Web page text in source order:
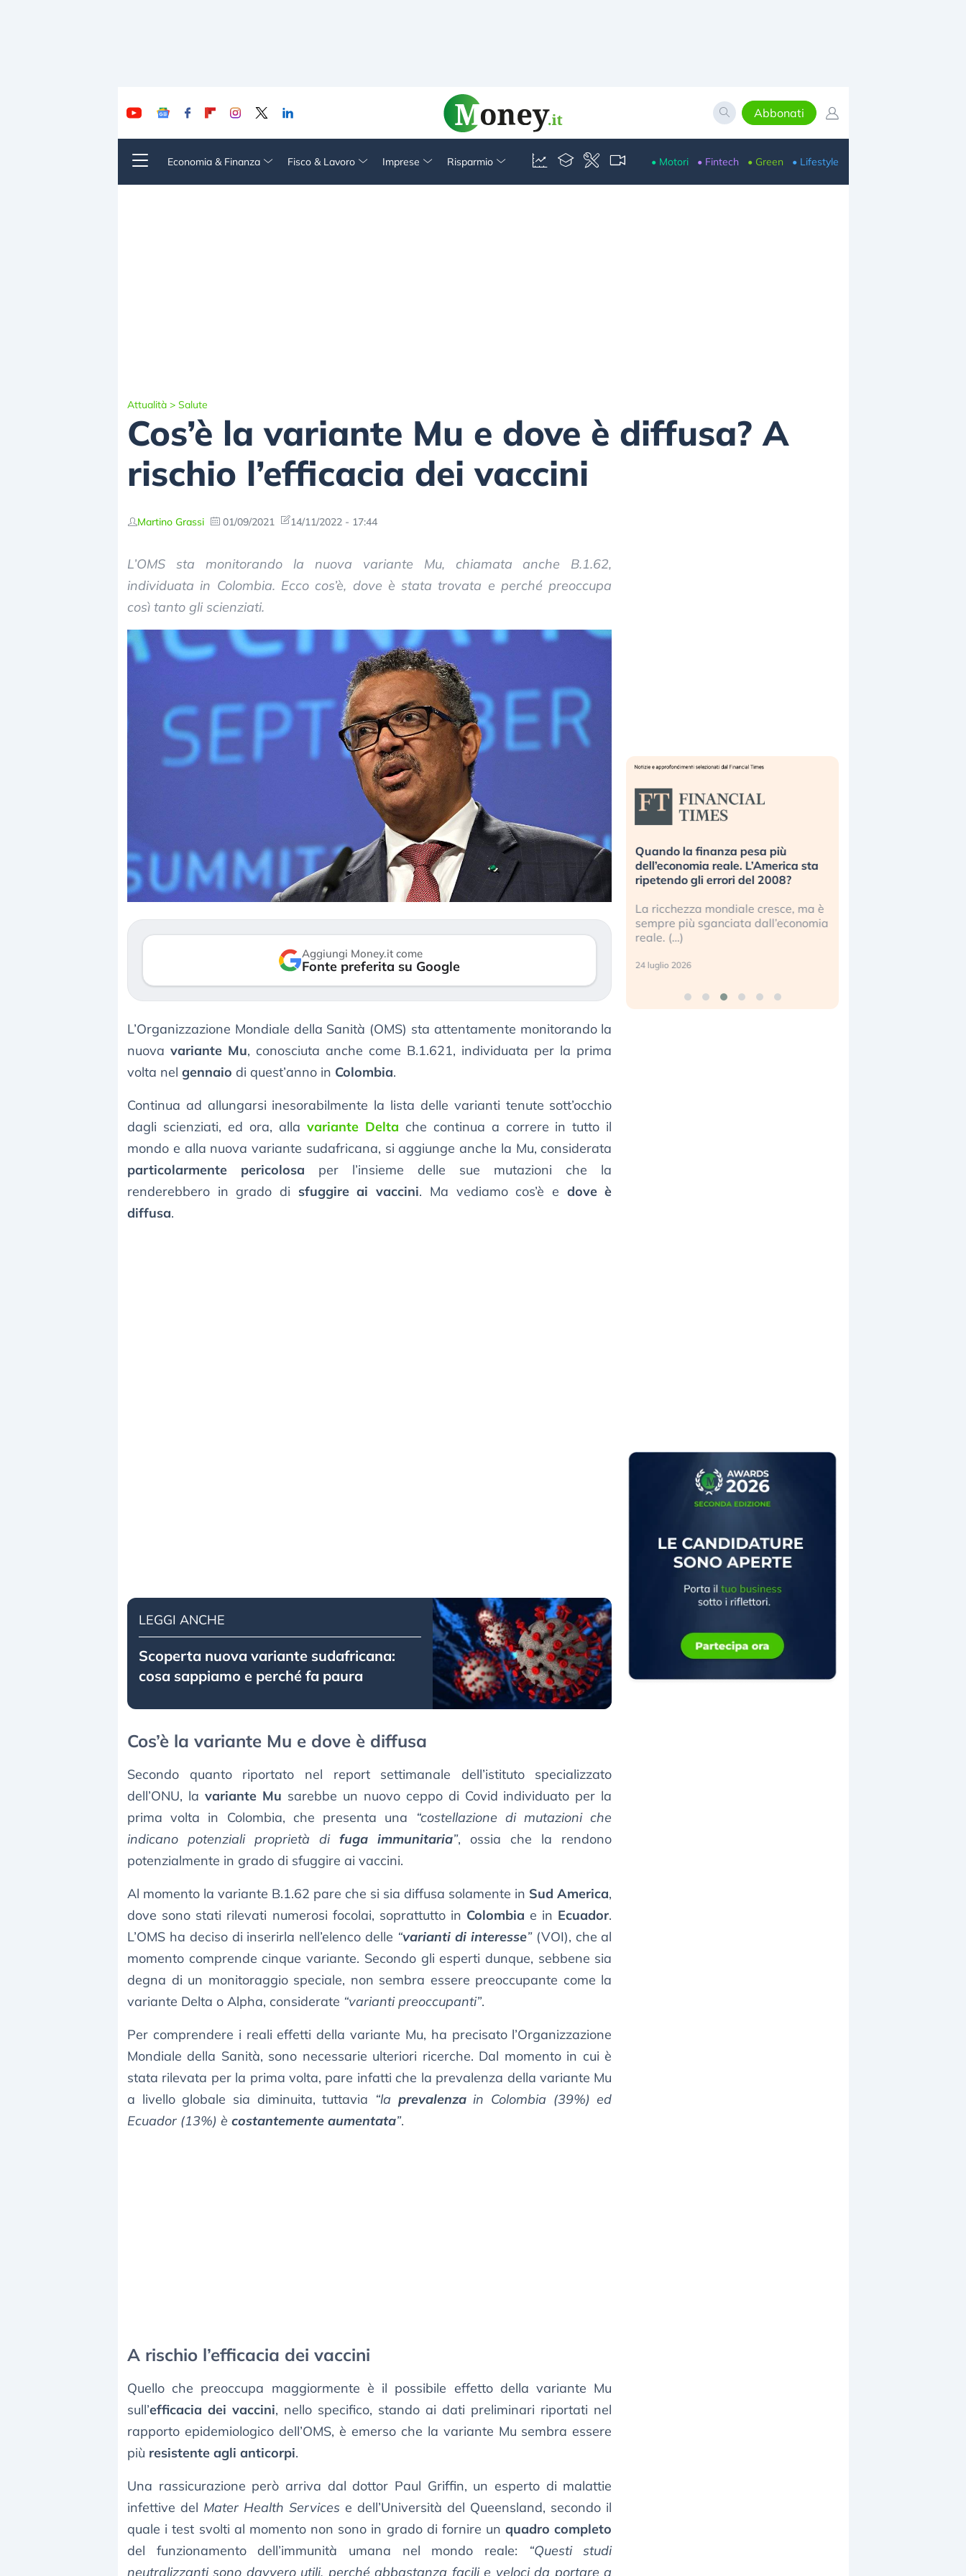
Abbonati
Economia & Finanza Fisco & Lavoro Imprese Risparmio • Motori • Fintech • Green • Lifestyle
Attualità > Salute
Cos’è la variante Mu e dove è diffusa? A
rischio l’efficacia dei vaccini
Martino Grassi 01/09/2021 14/11/2022 - 17:44
L’OMS sta monitorando la nuova variante Mu, chiamata anche B.1.62,
individuata in Colombia. Ecco cos’è, dove è stata trovata e perché preoccupa
così tanto gli scienziati.
Aggiungi Money.it come
Fonte preferita su Google
L’Organizzazione Mondiale della Sanità (OMS) sta attentamente monitorando la
nuovavariante Mu, conosciuta anche come B.1.621, individuata per la prima
volta nel gennaio di quest’anno in Colombia.
Continua ad allungarsi inesorabilmente la lista delle varianti tenute sott’occhio
dagli scienziati, ed ora, alla variante Delta che continua a correre in tutto il
mondo e alla nuova variante sudafricana, si aggiunge anche la Mu, considerata
particolarmente pericolosa per l’insieme delle sue mutazioni che la
renderebbero in grado di sfuggire ai vaccini. Ma vediamo cos’è e dove è
diffusa.
LEGGI ANCHE
Scoperta nuova variante sudafricana:
cosa sappiamo e perché fa paura
Cos’è la variante Mu e dove è diffusa
Secondo quanto riportato nel report settimanale dell’istituto specializzato
dell’ONU, la variante Mu sarebbe un nuovo ceppo di Covid individuato per la
prima volta in Colombia, che presenta una
“costellazione di mutazioni che
indicano potenziali proprietà difuga immunitaria”, ossia che la rendono
potenzialmente in grado di sfuggire ai vaccini.
Al momento la variante B.1.62 pare che si sia diffusa solamente in Sud America,
dove sono stati rilevati numerosi focolai, soprattutto in Colombia e in Ecuador.
L’OMS ha deciso di inserirla nell’elenco delle “varianti di interesse”(VOI), che al
momento comprende cinque variante. Secondo gli esperti dunque, sebbene sia
degna di un monitoraggio speciale, non sembra essere preoccupante come la
variante Delta o Alpha, considerate “varianti preoccupanti”.
Per comprendere i reali effetti della variante Mu, ha precisato l’Organizzazione
Mondiale della Sanità, sono necessarie ulteriori ricerche. Dal momento in cui è
stata rilevata per la prima volta, pare infatti che la prevalenza della variante Mu
a livello globale sia diminuita, tuttavia “la prevalenzain Colombia (39%) ed
Ecuador (13%) è costantemente aumentata”.
A rischio l’efficacia dei vaccini
Quello che preoccupa maggiormente è il possibile effetto della variante Mu
sull’efficacia dei vaccini, nello specifico, stando ai dati preliminari riportati nel
rapporto epidemiologico dell’OMS, è emerso che la variante Mu sembra essere
più resistente agli anticorpi.
Una rassicurazione però arriva dal dottor Paul Griffin, un esperto di malattie
infettive del Mater Health Services e dell’Università del Queensland, secondo il
quale i test svolti al momento non sono in grado di fornire unquadro completo
del funzionamento dell’immunità umana nel mondo reale: “Questi studi
neutralizzanti sono davvero utili, perché abbastanza facili e veloci da portare a
Dalle valutazioni estreme alla
correzione. Cosa sta guidando il
repricing degli asset?
mostrando segni di stanchezza
verso le (…)
«La mia vita è rovinata». Investitori
in preda al panico dopo lo scoppio
della bolla AI
Kospi, mentre gli investitori retail (…)
30 luglio 2026
Quando la finanza pesa più
dell’economia reale. L’America sta
ripetendo gli errori del 2008?
La ricchezza mondiale cresce, ma è
sempre più sganciata dall’economia
reale. (…)
24 luglio 2026